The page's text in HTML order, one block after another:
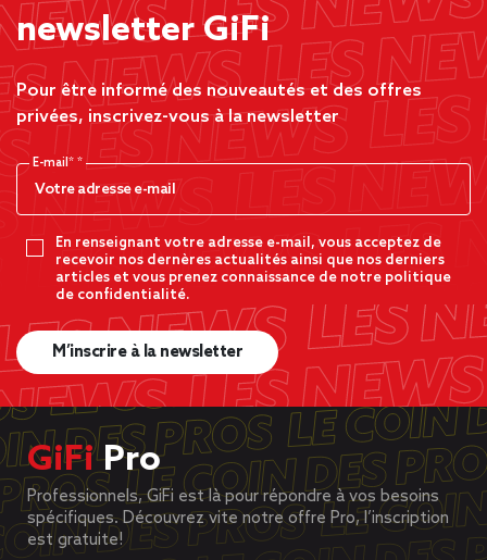
newsletter GiFi
Pour être informé des nouveautés et des offres
privées, inscrivez-vous à la newsletter
E-mail*
En renseignant votre adresse e-mail, vous acceptez de
recevoir nos dernères actualités ainsi que nos derniers
articles et vous prenez connaissance de notre politique
de confidentialité.
M’inscrire à la newsletter
GiFiPro
Professionnels, GiFi est là pour répondre à vos besoins
spécifiques. Découvrez vite notre offre Pro, l’inscription
est gratuite!